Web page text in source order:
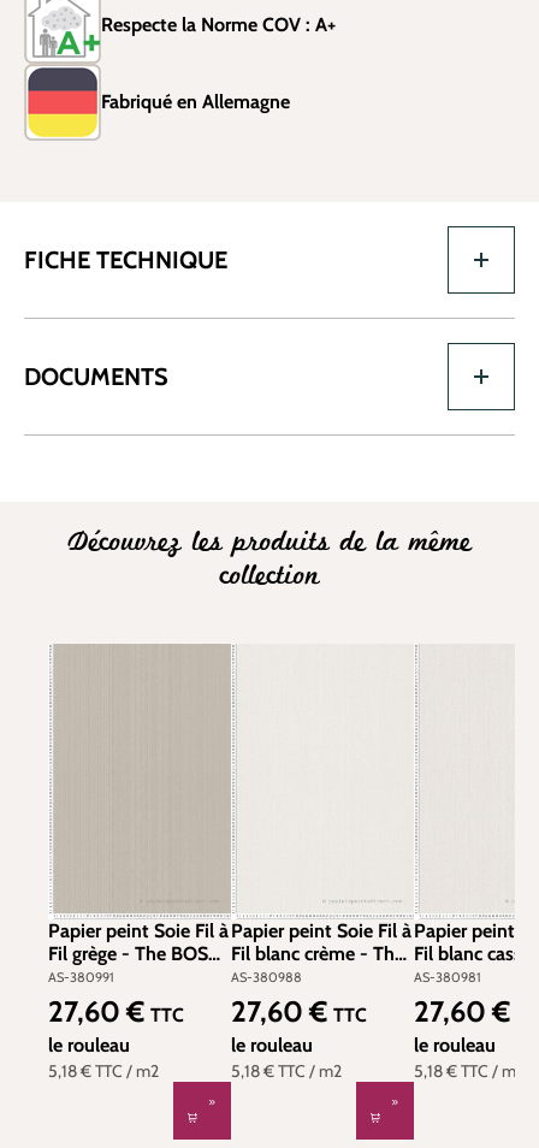
Respecte la Norme COV : A+
Fabriqué en Allemagne
FICHE TECHNIQUE
DOCUMENTS
Découvrez les produits de la même
collection
Papier peint Soie Fil à
Fil grège - The BOS
d'A.S. Création | Réf.
AS-380991
AS-380991
5,18 €TTC / m2
Prix régulier :
27,60 € TTC
le rouleau
Papier peint Soie Fil à
Fil blanc crème - The
BOS d'A.S. Création |
Réf. AS-380988
AS-380988
5,18 €TTC / m2
Prix régulier :
27,60 € TTC
le rouleau
Papier peint
Fil blanc cassé
BOS d'A.S.
Réf. AS-
AS-380981
5,18 €TTC / m2
Prix régulier :
27,60 €
le rouleau